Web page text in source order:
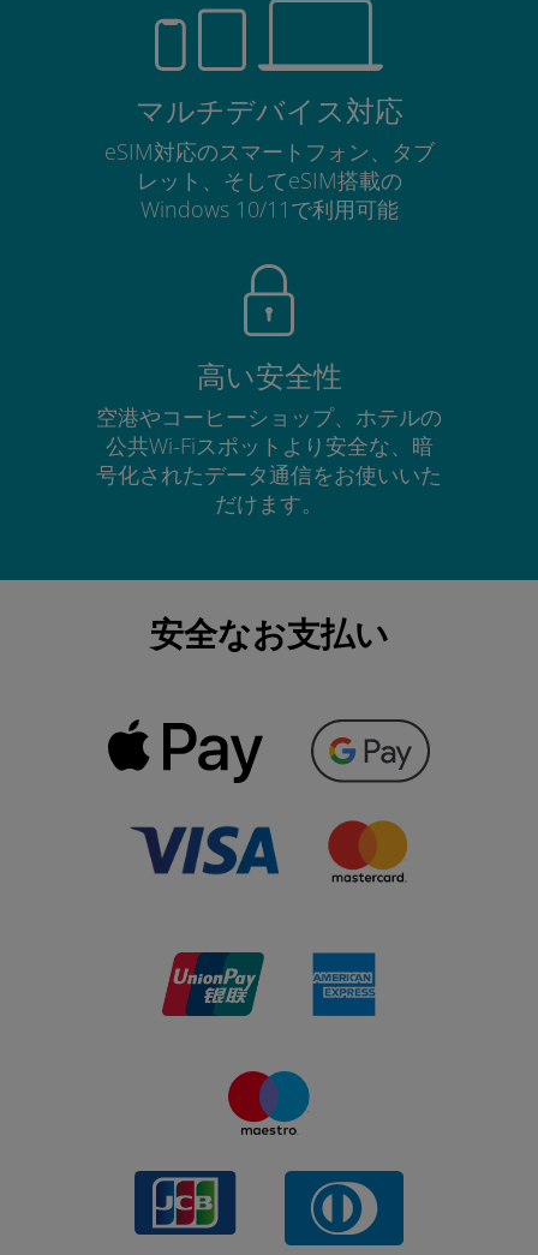
マルチデバイス対応
eSIM対応のスマートフォン、タブ
レット、そしてeSIM搭載の
Windows 10/11で利用可能
高い安全性
空港やコーヒーショップ、ホテルの
公共Wi-Fiスポットより安全な、暗
号化されたデータ通信をお使いいた
だけます。
安全なお支払い